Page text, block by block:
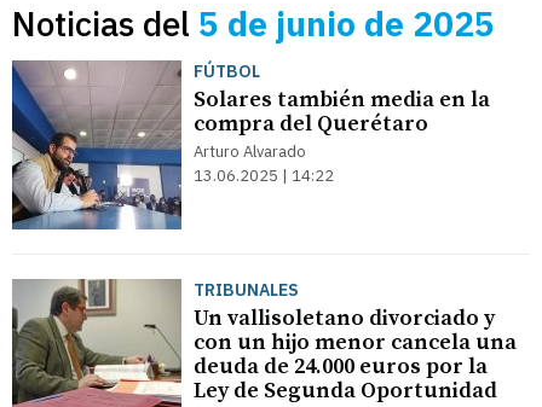
Noticias del 5 de junio de 2025
FÚTBOL
Solares también media en la
compra del Querétaro
Arturo Alvarado
13.06.2025 | 14:22
TRIBUNALES
Un vallisoletano divorciado y
con un hijo menor cancela una
deuda de 24.000 euros por la
Ley de Segunda Oportunidad